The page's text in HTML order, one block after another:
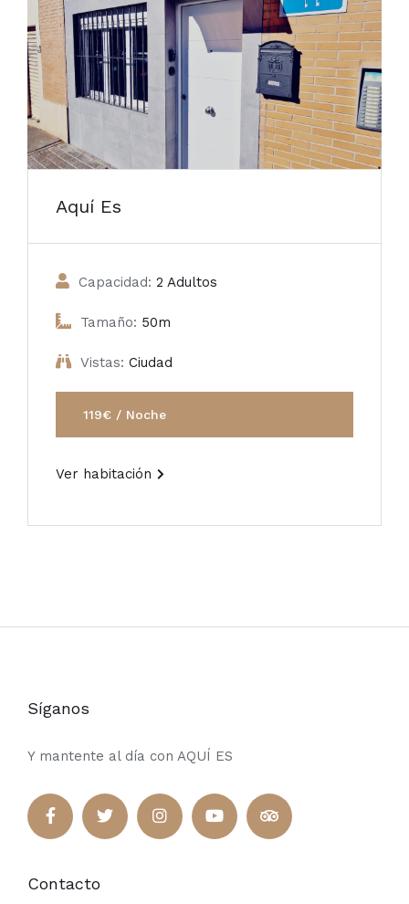
Aquí Es
Capacidad: 2 Adultos
Tamaño: 50m
Vistas: Ciudad
119€ / Noche
Ver habitación
Síganos
Y mantente al día con AQUÍ ES
Contacto